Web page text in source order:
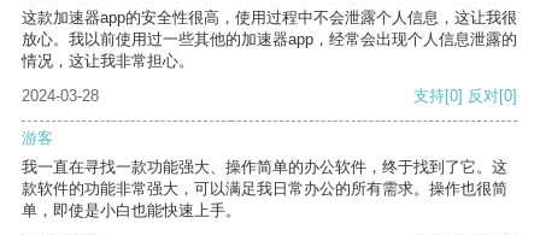
这款加速器app的安全性很高，使用过程中不会泄露个人信息，这让我很
放心。我以前使用过一些其他的加速器app，经常会出现个人信息泄露的
情况，这让我非常担心。
2024-03-28
支持[0] 反对[0]
游客
我一直在寻找一款功能强大、操作简单的办公软件，终于找到了它。这
款软件的功能非常强大，可以满足我日常办公的所有需求。操作也很简
单，即使是小白也能快速上手。